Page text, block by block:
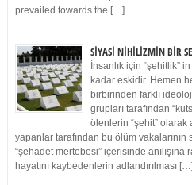
prevailed towards the […]
SİYASİ NİHİLİZMİN BİR
İnsanlık için “şehitlik”
kadar eskidir. Hemen
birbirinden farklı
grupları tarafından
ölenlerin “şehit” olarak
yapanlar tarafından bu ölüm
“şehadet mertebesi” içerisinde anılışına
hayatını kaybedenlerin adlandırılması […]